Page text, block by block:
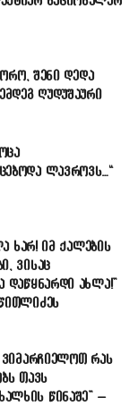
შენი დედა
ღუდუშაური
ლავროვს…“
ხარ! იმ ქალების
ვისაც
დაწყნარდი ახლა!”
რას
თავს
წინაშე” –